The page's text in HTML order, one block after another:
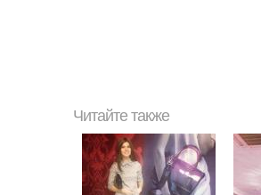
Читайте также